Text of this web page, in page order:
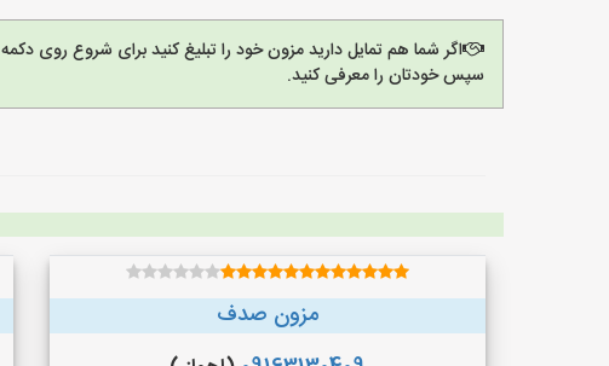
اگر شما هم تمایل دارید مزون خود را تبلیغ کنید برای شروع روی دکمه
سپس خودتان را معرفی کنید.
مزون صدف